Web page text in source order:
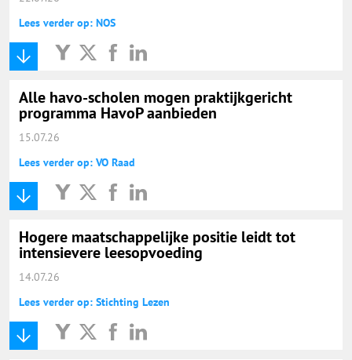
Lees verder op: NOS
Alle havo-scholen mogen praktijkgericht
programma HavoP aanbieden
15.07.26
Lees verder op: VO Raad
Hogere maatschappelijke positie leidt tot
intensievere leesopvoeding
14.07.26
Lees verder op: Stichting Lezen